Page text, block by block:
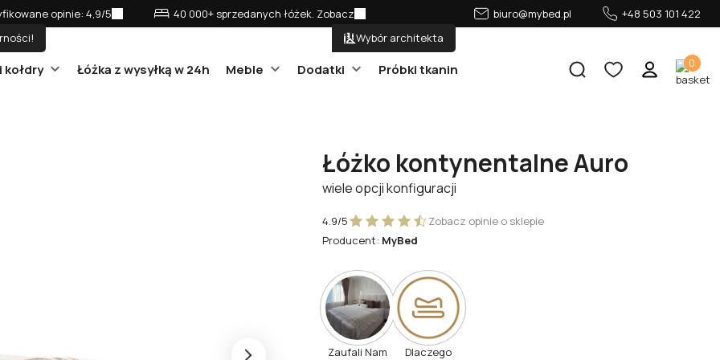
opinie: 4,9/5 40 000+ sprzedanych łóżek. Zobacz biuro@mybed.pl +48 503 101 422
kołdry Łóżka z wysyłką w 24h Meble Dodatki Próbki tkanin 0
Łóżko kontynentalne Auro
wiele opcji konfiguracji
4.9/5
Zobacz opinie o sklepie
Producent: MyBed
Zaufali Nam
Dlaczego
Wybór architekta